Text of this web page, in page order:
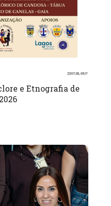
e Etnografia de